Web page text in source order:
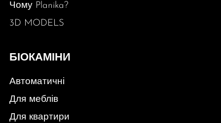
Чому Planika?
3D MODELS
БІОКАМІНИ
Автоматичні
Для меблів
Для квартири